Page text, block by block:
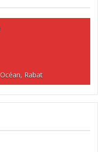
Rabat